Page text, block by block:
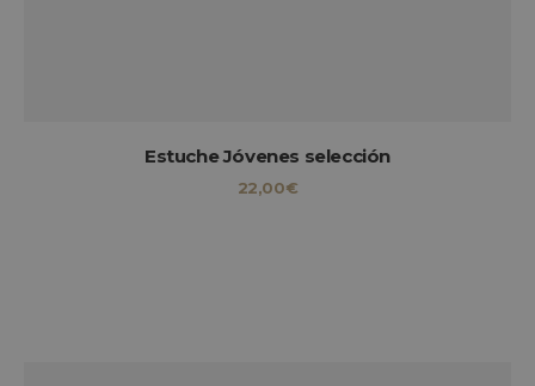
Estuche Jóvenes selección
22,00€